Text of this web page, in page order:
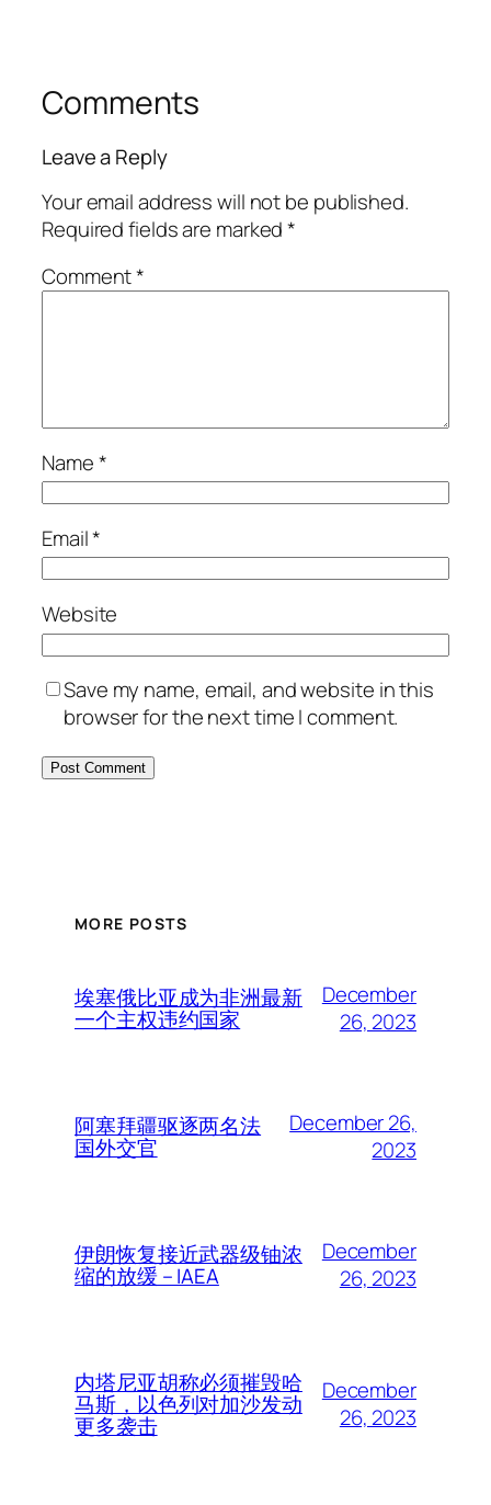
Comments
Leave a Reply
Your email address will not be published.
Required fields are marked*
Comment*
Name*
Email*
Website
Save my name, email, and website in this
browser for the next time I comment.
MORE POSTS
埃塞俄比亚成为非洲最新
一个主权违约国家
December
26, 2023
阿塞拜疆驱逐两名法
国外交官
December 26,
2023
伊朗恢复接近武器级铀浓
缩的放缓 – IAEA
December
26, 2023
内塔尼亚胡称必须摧毁哈
马斯，以色列对加沙发动
更多袭击
December
26, 2023